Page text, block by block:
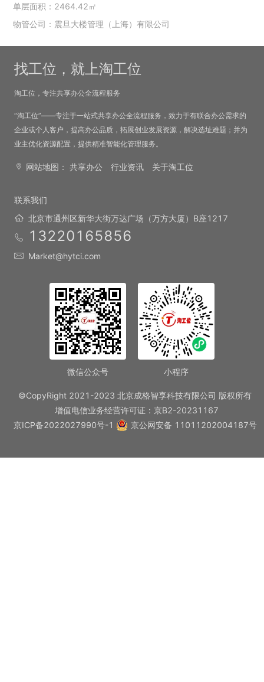
单层面积：2464.42㎡
物管公司：震旦大楼管理（上海）有限公司
找工位，就上淘工位
淘工位，专注共享办公全流程服务
“淘工位”——专注于一站式共享办公全流程服务，致力于有联合办公需求的
企业或个人客户，提高办公品质，拓展创业发展资源，解决选址难题；并为
业主优化资源配置，提供精准智能化管理服务。
网站地图： 共享办公 行业资讯 关于淘工位
联系我们
北京市通州区新华大街万达广场（万方大厦）B座1217
13220165856
Market@hytci.com
微信公众号 小程序
©CopyRight 2021-2023 北京成格智享科技有限公司 版权所有
增值电信业务经营许可证：京B2-20231167
京ICP备2022027990号-1
京公网安备 11011202004187号